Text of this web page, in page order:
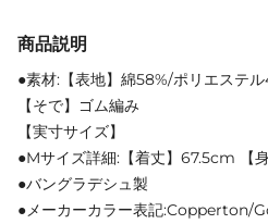
商品説明
●素材:【表地】綿58%/ポリエステ
【そで】ゴム編み
【実寸サイズ】
●Mサイズ詳細:【着丈】67.5cm 【
●バングラデシュ製
●メーカーカラー表記:Copperton/